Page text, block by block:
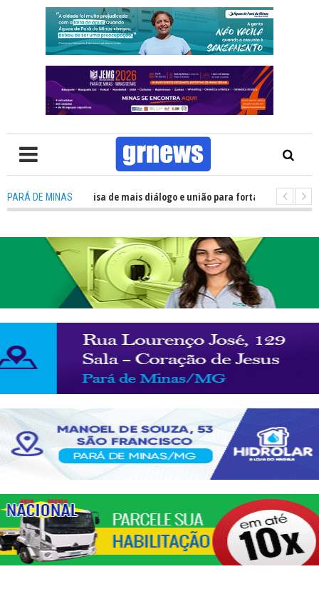
PARÁ DE MINAS
TV: Política precisa de mais diálogo e união para fortalecer Minas e